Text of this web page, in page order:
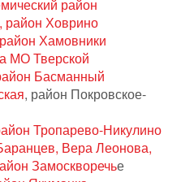
район
район Ховрино
Хамовники
МО Тверской
Басманный
, район Покровское-
Тропарево-Никулино
Вера Леонова,
Замоскворечье